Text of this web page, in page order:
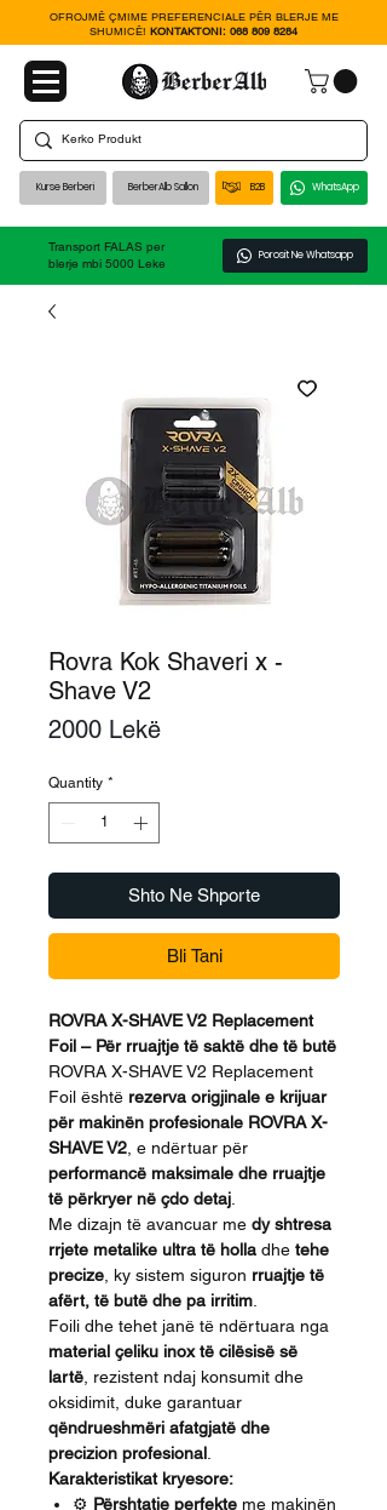
OFROJMË ÇMIME PREFERENCIALE PËR BLERJE ME
SHUMICË! KONTAKTONI: 068 809 8284
Kurse Berberi BerberAlb Sallon B2B WhatsApp
Transport FALAS per
blerje mbi 5000 Leke
Porosit Ne Whatsapp
Rovra Kok Shaveri x -
Shave V2
2000 LekëPrice
Quantity *
Shto Ne Shporte
Bli Tani
ROVRA X-SHAVE V2 Replacement
Foil – Për rruajtje të saktë dhe të butë
ROVRA X-SHAVE V2 Replacement
Foil është rezerva origjinale e krijuar
për makinën profesionale ROVRA X-
SHAVE V2 , e ndërtuar për
performancë maksimale dhe rruajtje
të përkryer në çdo detaj
Me dizajn të avancuar me dy shtresa
rrjete metalike ultra të holla dhe tehe
precize , ky sistem siguron rruajtje të
afërt, të butë dhe pa irritim
Foili dhe tehet janë të ndërtuara nga
material çeliku inox të cilësisë së
lartë , rezistent ndaj konsumit dhe
oksidimit, duke garantuar
qëndrueshmëri afatgjatë dhe
precizion profesional
Karakteristikat kryesore:
⚙️ Përshtatje perfekte me makinën